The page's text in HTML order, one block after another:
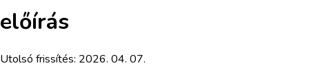
előírás
Utolsó frissítés: 2026. 04. 07.